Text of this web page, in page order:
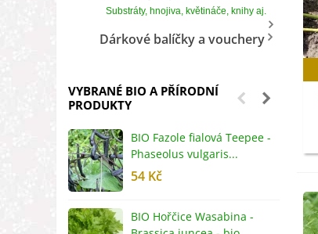
Substráty, hnojiva, květináče, knihy aj.
Dárkové balíčky a vouchery
VYBRANÉ BIO A PŘÍRODNÍ
PRODUKTY
BIO Fazole fialová Teepee -
Phaseolus vulgaris...
54 Kč
BIO Hořčice Wasabina -